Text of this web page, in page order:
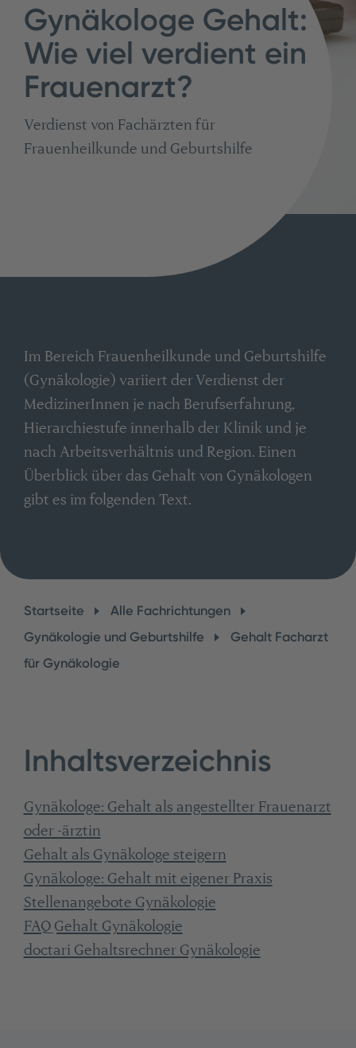
Gynäkologe Gehalt:
Wie viel verdient ein
Frauenarzt?
Verdienst von Fachärzten für
Frauenheilkunde und Geburtshilfe
Im Bereich Frauenheilkunde und Geburtshilfe
(Gynäkologie) variiert der Verdienst der
MedizinerInnen je nach Berufserfahrung,
Hierarchiestufe innerhalb der Klinik und je
nach Arbeitsverhältnis und Region. Einen
Überblick über das Gehalt von Gynäkologen
gibt es im folgenden Text.
Startseite
Alle Fachrichtungen
Gynäkologie und Geburtshilfe
Gehalt Facharzt
für Gynäkologie
​​​​​​​Inhaltsverzeichnis
Gynäkologe: Gehalt als angestellter Frauenarzt
oder -ärztin
Gehalt als Gynäkologe steigern
Gynäkologe: Gehalt mit eigener Praxis
Stellenangebote Gynäkologie
FAQ Gehalt Gynäkologie
doctari Gehaltsrechner Gynäkologie